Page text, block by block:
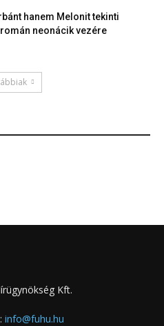
hanem Melonit tekinti
neonácik vezére
Kft.
info@fuhu.hu